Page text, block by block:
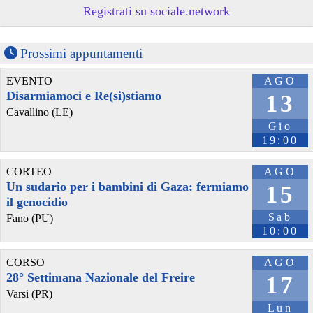
@palmoildetectives - 7/8/2026 0:18
In the wake of horrific #wildfires in #Belize and #Mexico
caused by
#climatechange
are rebuilding using the notion
of se’ komonil: reciprocity #community
#indigenousrights landrights
palmoildetectives
wp.me/pcFhgU-924?utm_source=ma
@grimjfoot - 26/7/2026 21:45
At the time of the
had many #books
Registrati su sociale.network
Prossimi appuntamenti
AGO
13
Gio
19:00
EVENTO
Disarmiamoci e Re(si)stiamo
Cavallino (LE)
AGO
15
Sab
10:00
CORTEO
Un sudario per i bambini di Gaza: fermiamo
il genocidio
Fano (PU)
AGO
17
Lun
CORSO
28° Settimana Nazionale del Freire
Varsi (PR)